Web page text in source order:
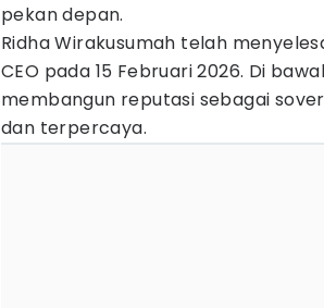
pekan depan.
Ridha Wirakusumah telah
CEO pada 15 Februari 2026. Di
membangun reputasi sebagai
dan terpercaya.